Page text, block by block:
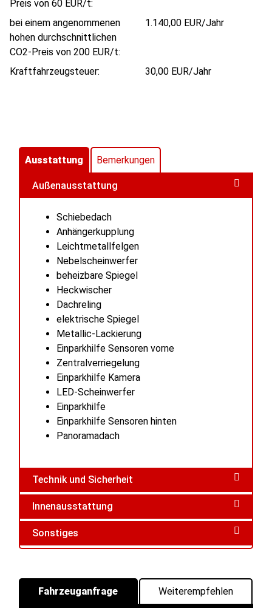
Preis von 60 EUR/t:
bei einem angenommenen
hohen durchschnittlichen
CO2-Preis von 200 EUR/t:
1.140,00 EUR/Jahr
Kraftfahrzeugsteuer: 30,00 EUR/Jahr
Ausstattung Bemerkungen
Außenausstattung
Schiebedach
Anhängerkupplung
Leichtmetallfelgen
Nebelscheinwerfer
beheizbare Spiegel
Heckwischer
Dachreling
elektrische Spiegel
Metallic-Lackierung
Einparkhilfe Sensoren vorne
Zentralverriegelung
Einparkhilfe Kamera
LED-Scheinwerfer
Einparkhilfe
Einparkhilfe Sensoren hinten
Panoramadach
Technik und Sicherheit
Innenausstattung
Sonstiges
Fahrzeuganfrage Weiterempfehlen